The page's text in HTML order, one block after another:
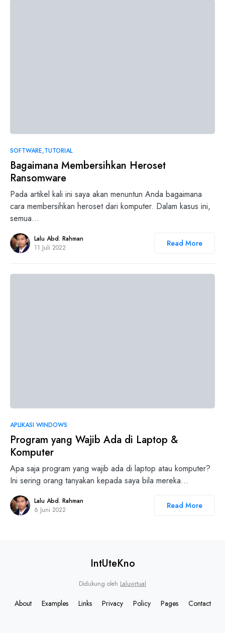
SOFTWARE TUTORIAL
Bagaimana Membersihkan Heroset
Ransomware
Pada artikel kali ini saya akan menuntun Anda bagaimana
cara membersihkan heroset dari komputer. Dalam kasus ini,
semua…
Lalu Abd. Rahman
11 Juli 2022
Read More
APLIKASI WINDOWS
Program yang Wajib Ada di Laptop &
Komputer
Apa saja program yang wajib ada di laptop atau komputer?
Ini sering orang tanyakan kepada saya bila mereka…
Lalu Abd. Rahman
6 Juni 2022
Read More
IntUteKno
Didukung oleh Laluvirtual
About Examples Links Privacy Policy Pages Contact